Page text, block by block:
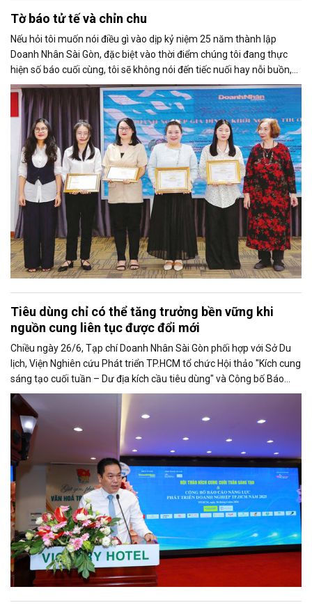
Tờ báo tử tế và chỉn chu
Nếu hỏi tôi muốn nói điều gì vào dịp kỷ niệm 25 năm thành lập
Doanh Nhân Sài Gòn, đặc biệt vào thời điểm chúng tôi đang thực
hiện số báo cuối cùng, tôi sẽ không nói đến tiếc nuối hay nỗi buồn,
thay vào đó là niềm tự hào. Bởi khi nghĩ về Doanh Nhân Sài Gòn, tôi
luôn nghĩ đó là một tờ báo “tử tế, chỉn chu”. Những điều tưởng như
rất bình thường ấy đã nuôi dưỡng tôi suốt 25 năm làm nghề. Và có
lẽ sẽ còn theo tôi đến hết cuộc đời cầm bút.
Tiêu dùng chỉ có thể tăng trưởng bền vững khi
nguồn cung liên tục được đổi mới
Chiều ngày 26/6, Tạp chí Doanh Nhân Sài Gòn phối hợp với Sở Du
lịch, Viện Nghiên cứu Phát triển TP.HCM tổ chức Hội thảo "Kích cung
sáng tạo cuối tuần – Dư địa kích cầu tiêu dùng" và Công bố Báo
cáo năng lực phát triển doanh nghiệp TP.HCM năm 2025. Trân
trọng giới thiệu phát biểu của ông Võ Hồng Sơn - Trưởng đại diện
Văn phòng Bộ Công Thương khu vực phía Nam tại Hội thảo.